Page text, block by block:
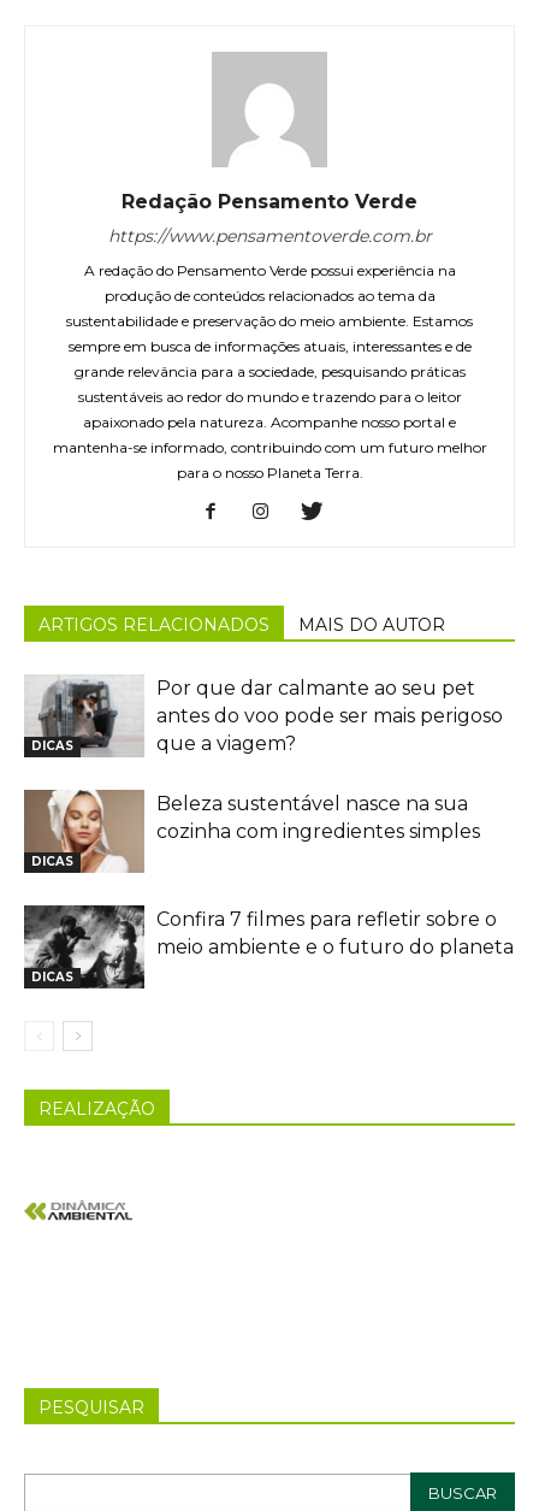
Redação Pensamento Verde
https://www.pensamentoverde.com.br
A redação do Pensamento Verde possui experiência na
produção de conteúdos relacionados ao tema da
sustentabilidade e preservação do meio ambiente. Estamos
sempre em busca de informações atuais, interessantes e de
grande relevância para a sociedade, pesquisando práticas
sustentáveis ao redor do mundo e trazendo para o leitor
apaixonado pela natureza. Acompanhe nosso portal e
mantenha-se informado, contribuindo com um futuro melhor
para o nosso Planeta Terra.
ARTIGOS RELACIONADOS MAIS DO AUTOR
DICAS
Por que dar calmante ao seu pet
antes do voo pode ser mais perigoso
que a viagem?
DICAS
Beleza sustentável nasce na sua
cozinha com ingredientes simples
DICAS
Confira 7 filmes para refletir sobre o
meio ambiente e o futuro do planeta
REALIZAÇÃO
PESQUISAR